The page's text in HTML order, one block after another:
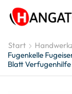
Start
Fugenkelle
Blatt